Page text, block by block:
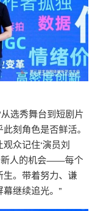
从选秀舞台到短剧片
刻角色是否鲜活。
众记住‘演员刘
新人的机会——每个
生。带着努力、谦
继续追光。”